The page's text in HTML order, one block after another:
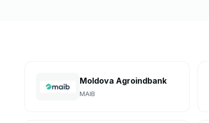
Moldova Agroindbank
MAIB